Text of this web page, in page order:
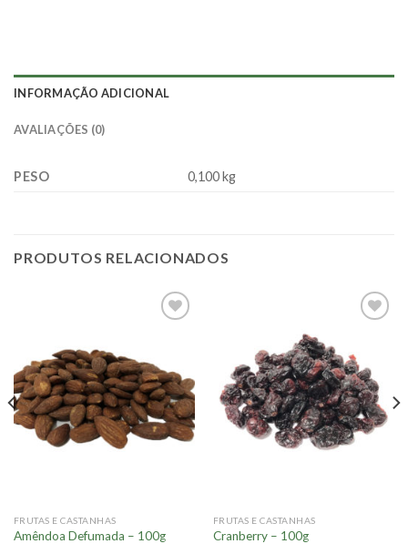
INFORMAÇÃO ADICIONAL
AVALIAÇÕES (0)
PESO 0,100 kg
PRODUTOS RELACIONADOS
FRUTAS E CASTANHAS
Amêndoa Defumada – 100g
FRUTAS E CASTANHAS
Cranberry – 100g